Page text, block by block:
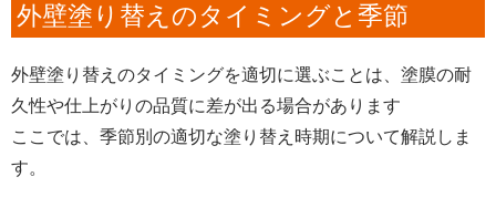
外壁塗り替えのタイミングと季節
外壁塗り替えのタイミングを適切に選ぶことは、塗膜の耐
久性や仕上がりの品質に差が出る場合があります
ここでは、季節別の適切な塗り替え時期について解説しま
す。